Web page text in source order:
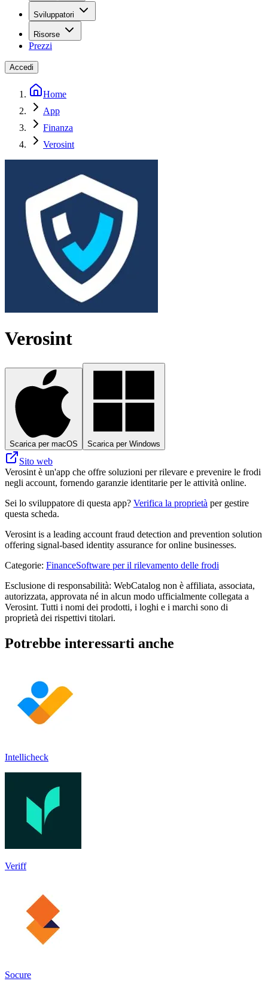
Sviluppatori
Risorse
Prezzi
Accedi
Home
App
Finanza
Verosint
Verosint
Scarica per macOS Scarica per Windows
Sito web
Verosint è un'app che offre soluzioni per rilevare e prevenire le frodi
negli account, fornendo garanzie identitarie per le attività online.
Sei lo sviluppatore di questa app? Verifica la proprietà per gestire
questa scheda.
Verosint is a leading account fraud detection and prevention solution
offering signal-based identity assurance for online businesses.
Categorie: FinanceSoftware per il rilevamento delle frodi
Esclusione di responsabilità: WebCatalog non è affiliata, associata,
autorizzata, approvata né in alcun modo ufficialmente collegata a
Verosint. Tutti i nomi dei prodotti, i loghi e i marchi sono di
proprietà dei rispettivi titolari.
Potrebbe interessarti anche
Intellicheck
Veriff
Socure